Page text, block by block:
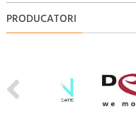
PRODUCATORI